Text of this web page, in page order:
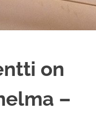
on
–